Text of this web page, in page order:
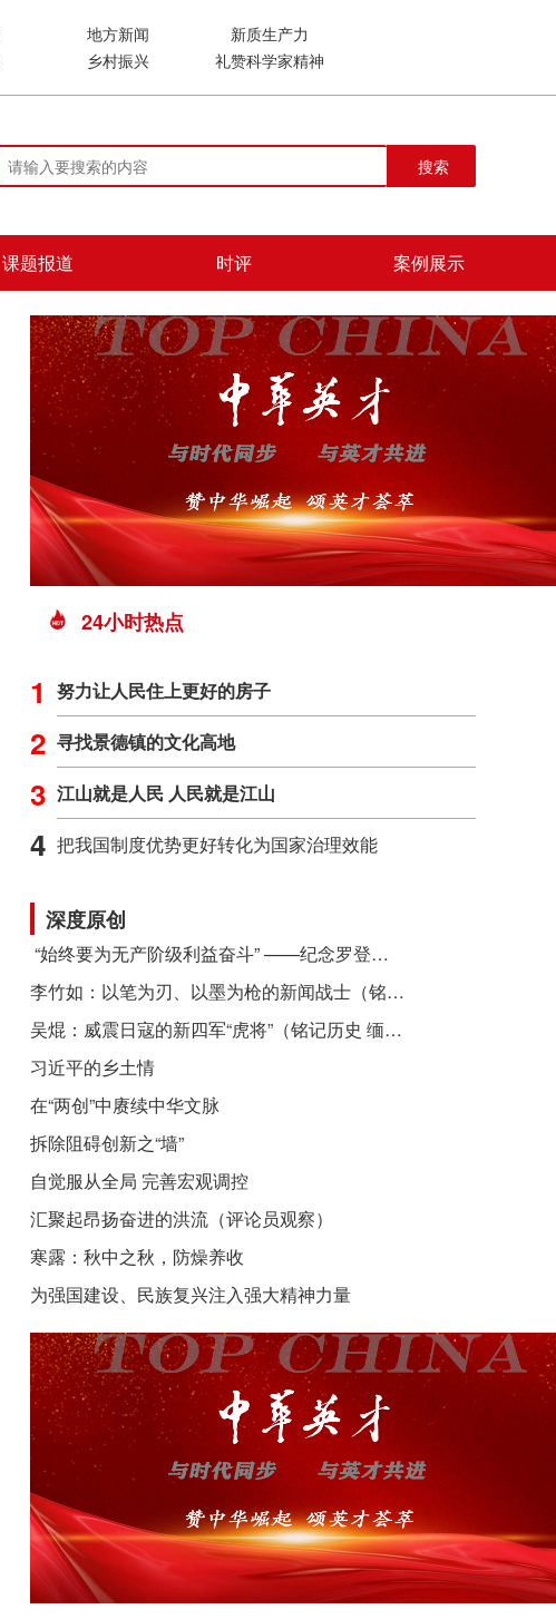
地方新闻
新质生产力
乡村振兴 礼赞科学家精神
搜索
课题报道 时评 案例展示
24小时热点
1 努力让人民住上更好的房子
2 寻找景德镇的文化高地
3 江山就是人民 人民就是江山
4 把我国制度优势更好转化为国家治理效能
深度原创
​ “始终要为无产阶级利益奋斗” ——纪念罗登贤同志诞辰120周年
李竹如：以笔为刃、以墨为枪的新闻战士（铭记历史 缅怀先烈·抗日英雄）
吴焜：威震日寇的新四军“虎将”（铭记历史 缅怀先烈·抗日英雄）
习近平的乡土情
在“两创”中赓续中华文脉
拆除阻碍创新之“墙”
自觉服从全局 完善宏观调控
汇聚起昂扬奋进的洪流（评论员观察）
寒露：秋中之秋，防燥养收
为强国建设、民族复兴注入强大精神力量